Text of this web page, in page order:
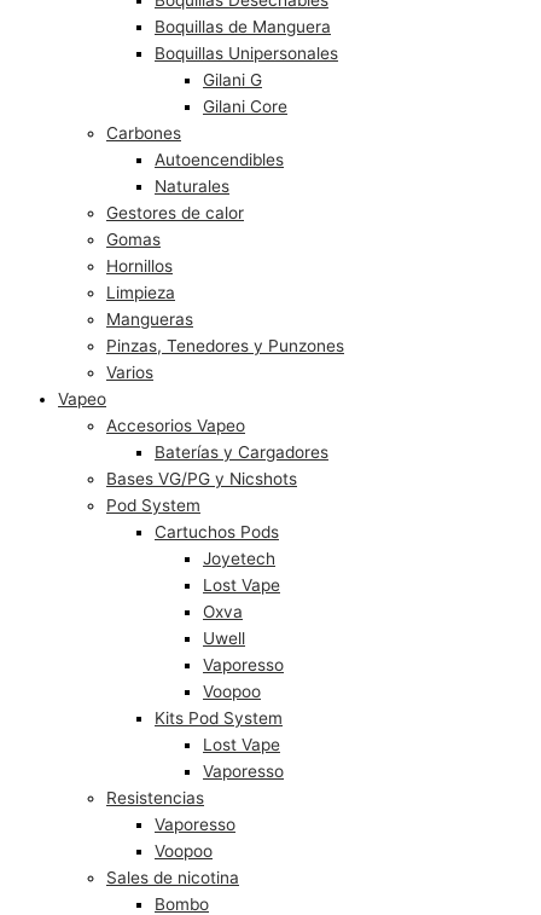
Boquillas de Manguera
Boquillas Unipersonales
Gilani G
Gilani Core
Carbones
Autoencendibles
Naturales
Gestores de calor
Gomas
Hornillos
Limpieza
Mangueras
Pinzas, Tenedores y Punzones
Varios
Vapeo
Accesorios Vapeo
Baterías y Cargadores
Bases VG/PG y Nicshots
Pod System
Cartuchos Pods
Joyetech
Lost Vape
Oxva
Uwell
Vaporesso
Voopoo
Kits Pod System
Lost Vape
Vaporesso
Resistencias
Vaporesso
Voopoo
Sales de nicotina
Bombo